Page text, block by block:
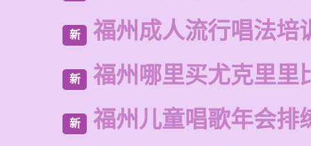
新 福州成人流行唱法培
新 福州哪里买尤克里里
新 福州儿童唱歌年会排